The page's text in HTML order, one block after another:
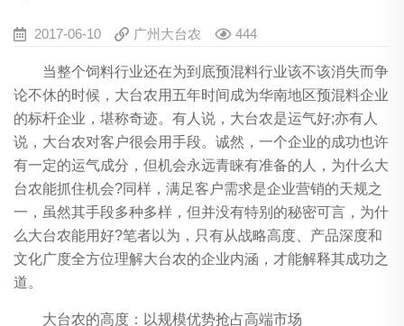
2017-06-10 广州大台农 444
当整个饲料行业还在为到底预混料行业该不该消失而争
论不休的时候，大台农用五年时间成为华南地区预混料企业
的标杆企业，堪称奇迹。有人说，大台农是运气好;亦有人
说，大台农对客户很会用手段。诚然，一个企业的成功也许
有一定的运气成分，但机会永远青睐有准备的人，为什么大
台农能抓住机会?同样，满足客户需求是企业营销的天规之
一，虽然其手段多种多样，但并没有特别的秘密可言，为什
么大台农能用好?笔者以为，只有从战略高度、产品深度和
文化广度全方位理解大台农的企业内涵，才能解释其成功之
道。
大台农的高度：以规模优势抢占高端市场